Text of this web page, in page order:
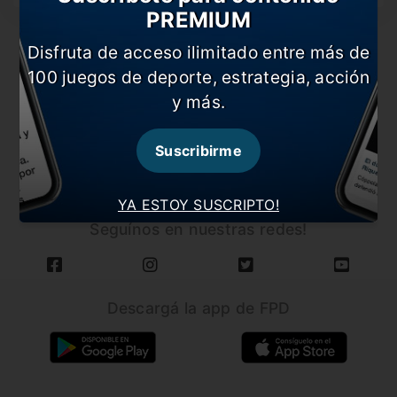
CARGAR MÁS NOTICIAS
Seguínos en nuestras redes!
YA ESTOY SUSCRIPTO!
PREMIUM
Disfruta de acceso ilimitado entre más de
100 juegos de deporte, estrategia, acción
y más.
Suscribirme